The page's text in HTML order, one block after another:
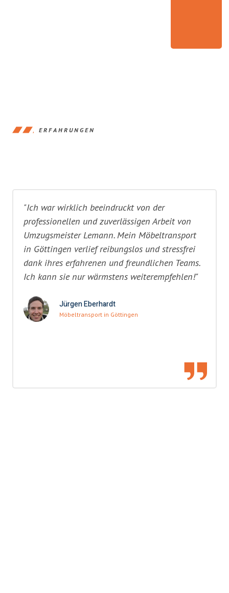
ERFAHRUNGEN
"Ich war wirklich beeindruckt von der
professionellen und zuverlässigen Arbeit von
Umzugsmeister Lemann. Mein Möbeltransport
in Göttingen verlief reibungslos und stressfrei
dank ihres erfahrenen und freundlichen Teams.
Ich kann sie nur wärmstens weiterempfehlen!"
Jürgen Eberhardt
Möbeltransport in Göttingen